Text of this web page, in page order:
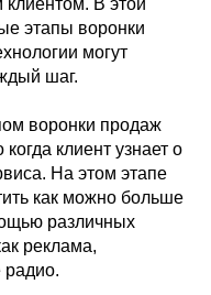
В этой
этапы воронки
могут
шаг.
воронки продаж
клиент узнает о
На этом этапе
как можно больше
различных
реклама,
радио.